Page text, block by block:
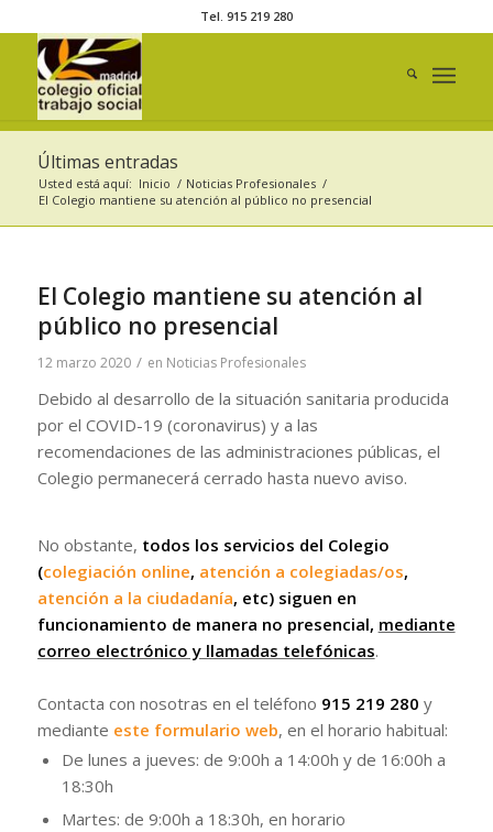
Tel. 915 219 280
Últimas entradas
Usted está aquí: Inicio / Noticias Profesionales /
El Colegio mantiene su atención al público no presencial
El Colegio mantiene su atención al
público no presencial
12 marzo 2020 / en Noticias Profesionales
Debido al desarrollo de la situación sanitaria producida
por el COVID-19 (coronavirus) y a las
recomendaciones de las administraciones públicas, el
Colegio permanecerá cerrado hasta nuevo aviso.
No obstante, todos los servicios del Colegio
(colegiación online, atención a colegiadas/os,
atención a la ciudadanía, etc) siguen en
funcionamiento de manera no presencial, mediante
correo electrónico y llamadas telefónicas.
Contacta con nosotras en el teléfono 915 219 280 y
mediante este formulario web, en el horario habitual:
De lunes a jueves: de 9:00h a 14:00h y de 16:00h a
18:30h
Martes: de 9:00h a 18:30h, en horario